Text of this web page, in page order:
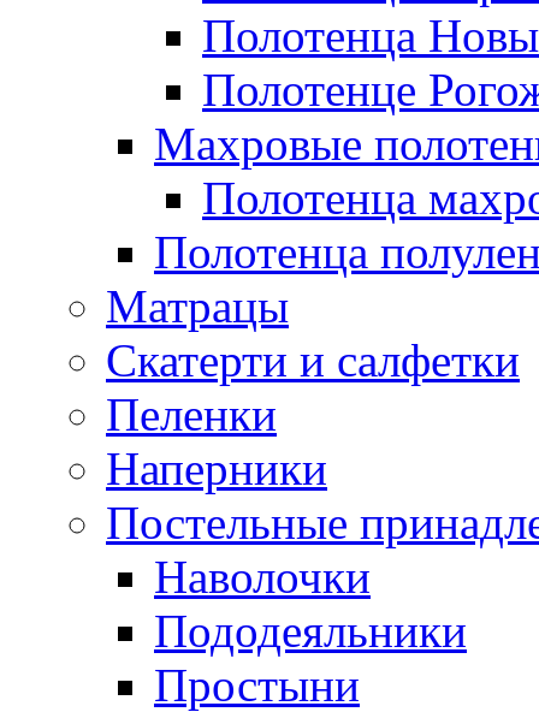
Полотенца
Полотенце
Махровые
Полотенца
Полотенца
Матрацы
Скатерти и салфетки
Пеленки
Наперники
Постельные
Наволочки
Пододеяльники
Простыни